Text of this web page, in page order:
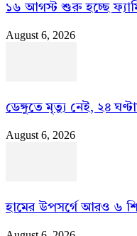
১৬ আগস্ট শুরু হচ্ছে
August 6, 2026
ডেঙ্গুতে মৃত্যু নেই, ২৪
August 6, 2026
হামের উপসর্গে আরও ৬